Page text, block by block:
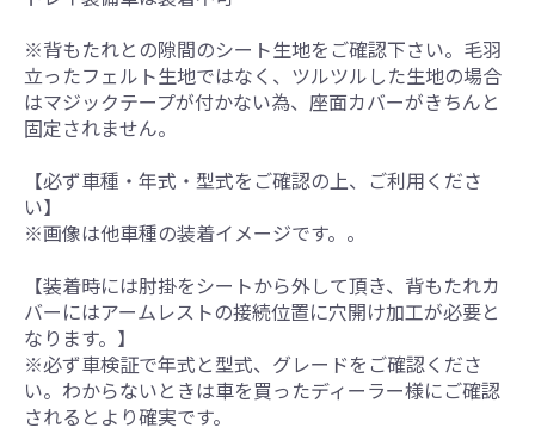
※背もたれとの隙間のシート生地をご確認下さい。毛羽
立ったフェルト生地ではなく、ツルツルした生地の場合
はマジックテープが付かない為、座面カバーがきちんと
固定されません。
【必ず車種・年式・型式をご確認の上、ご利用くださ
い】
※画像は他車種の装着イメージです。。
【装着時には肘掛をシートから外して頂き、背もたれカ
バーにはアームレストの接続位置に穴開け加工が必要と
なります。】
※必ず車検証で年式と型式、グレードをご確認くださ
い。わからないときは車を買ったディーラー様にご確認
されるとより確実です。